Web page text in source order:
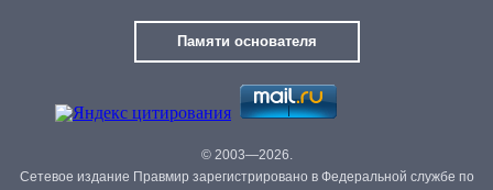
Памяти основателя
© 2003—2026.
Сетевое издание Правмир зарегистрировано в Федеральной службе по